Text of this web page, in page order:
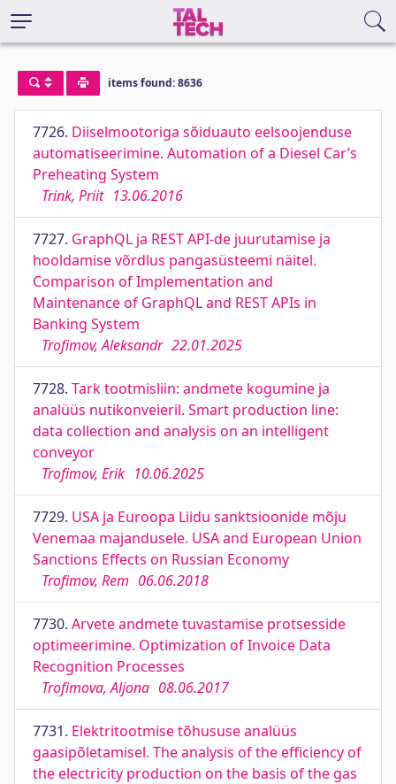
items found: 8636
7726. Diiselmootoriga sõiduauto eelsoojenduse
automatiseerimine. Automation of a Diesel Car’s
Preheating System
Trink, Priit 13.06.2016
7727. GraphQL ja REST API-de juurutamise ja
hooldamise võrdlus pangasüsteemi näitel.
Comparison of Implementation and
Maintenance of GraphQL and REST APIs in
Banking System
Trofimov, Aleksandr 22.01.2025
7728. Tark tootmisliin: andmete kogumine ja
analüüs nutikonveieril. Smart production line:
data collection and analysis on an intelligent
conveyor
Trofimov, Erik 10.06.2025
7729. USA ja Euroopa Liidu sanktsioonide mõju
Venemaa majandusele. USA and European Union
Sanctions Effects on Russian Economy
Trofimov, Rem 06.06.2018
7730. Arvete andmete tuvastamise protsesside
optimeerimine. Optimization of Invoice Data
Recognition Processes
Trofimova, Aljona 08.06.2017
7731. Elektritootmise tõhususe analüüs
gaasipõletamisel. The analysis of the efficiency of
the electricity production on the basis of the gas